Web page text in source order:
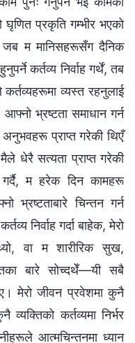
घृणित प्रकृति गम्भीर भएको
म मानिसहरूसँग दैनिक
कर्तव्य निर्वाह गर्थें, तब
व्यस्त रहनुलाई
भ्रष्टता समाधान गर्न
प्राप्त गरेकी थिएँ
धेरै सत्यता प्राप्त गरेकी
म हरेक दिन कामहरू
भ्रष्टताबारे चिन्तन गर्न
निर्वाह गर्दा बाहेक, मेरो
वा म शारीरिक सुख,
बारे सोच्दथेँ—यी सबै
मेरो जीवन प्रवेशमा कुनै
कर्तव्यमा निर्भर
आत्मचिन्तनमा ध्यान